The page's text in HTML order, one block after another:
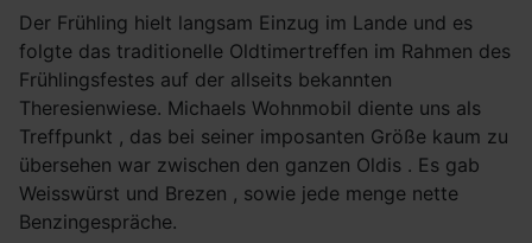
Der Frühling hielt langsam Einzug im Lande und es
folgte das traditionelle Oldtimertreffen im Rahmen des
Frühlingsfestes auf der allseits bekannten
Theresienwiese. Michaels Wohnmobil diente uns als
Treffpunkt , das bei seiner imposanten Größe kaum zu
übersehen war zwischen den ganzen Oldis . Es gab
Weisswürst und Brezen , sowie jede menge nette
Benzingespräche.